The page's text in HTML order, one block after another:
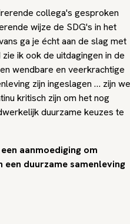
collega's gesproken
wijze de SDG's in het
ga je écht aan de slag met
ik ook de uitdagingen in de
wendbare en veerkrachtige
zijn ingeslagen … zijn we
kritisch zijn om het nog
duurzame keuzes te
aanmoediging om
duurzame samenleving